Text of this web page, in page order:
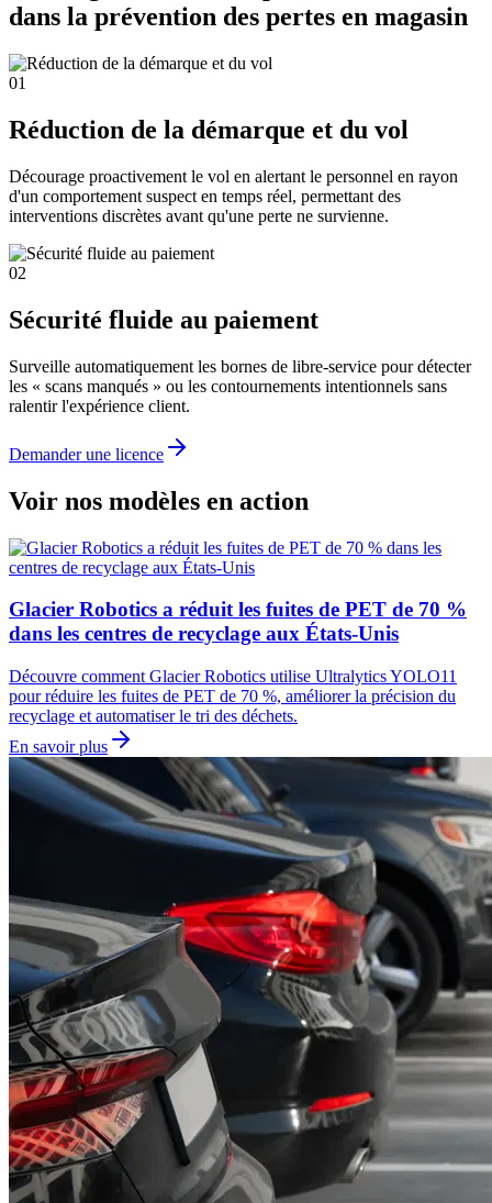
dans la prévention des pertes en magasin
01
Réduction de la démarque et du vol
Décourage proactivement le vol en alertant le personnel en rayon
d'un comportement suspect en temps réel, permettant des
interventions discrètes avant qu'une perte ne survienne.
02
Sécurité fluide au paiement
Surveille automatiquement les bornes de libre-service pour détecter
les « scans manqués » ou les contournements intentionnels sans
ralentir l'expérience client.
Demander une licence
Voir nos modèles en action
Glacier Robotics a réduit les fuites de PET de 70 %
dans les centres de recyclage aux États-Unis
Découvre comment Glacier Robotics utilise Ultralytics YOLO11
pour réduire les fuites de PET de 70 %, améliorer la précision du
recyclage et automatiser le tri des déchets.
En savoir plus